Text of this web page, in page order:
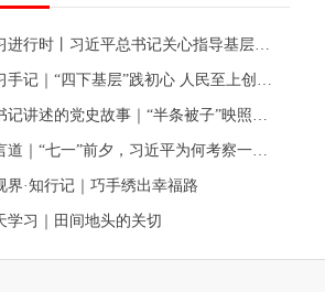
界·知行记｜巧手绣出幸福路
学习｜田间地头的关切